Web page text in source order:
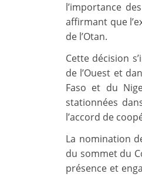
l’importance
affirmant que
de l’Otan.
Cette décision
de l’Ouest et
Faso et du
stationnées
l’accord de
La nomination
du sommet du
présence et